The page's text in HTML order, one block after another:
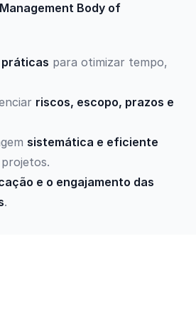
Body of
para otimizar tempo,
riscos, escopo, prazos e
sistemática e eficiente
e o engajamento das
.